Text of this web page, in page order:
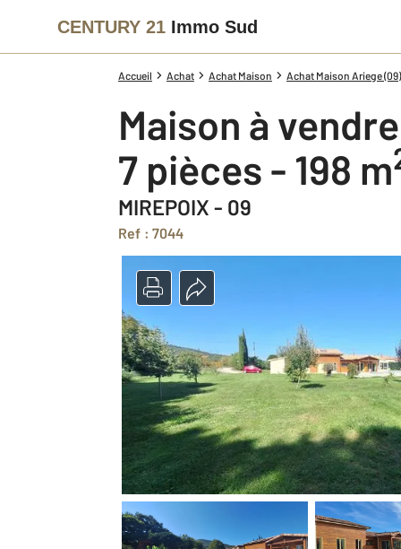
CENTURY 21 Immo Sud
Accueil Achat Achat Maison Achat Maison Ariege (09)
Maison à vendre
7 pièces - 198 m
MIREPOIX - 09
Ref : 7044